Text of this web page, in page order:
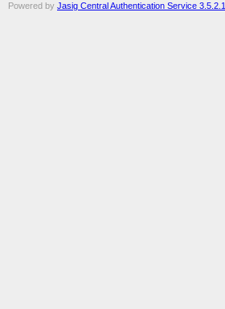
Powered by Jasig Central Authentication Service 3.5.2.1